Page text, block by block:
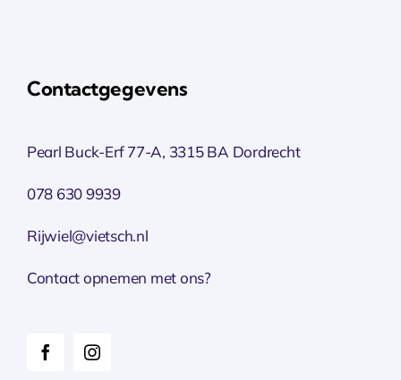
Contactgegevens
Pearl Buck-Erf 77-A, 3315 BA Dordrecht
078 630 9939
Rijwiel@vietsch.nl
Contact opnemen met ons?